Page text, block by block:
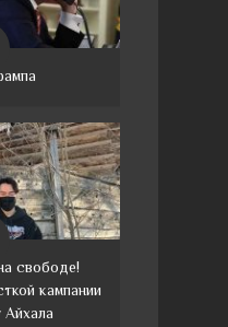
свободе!
кампании